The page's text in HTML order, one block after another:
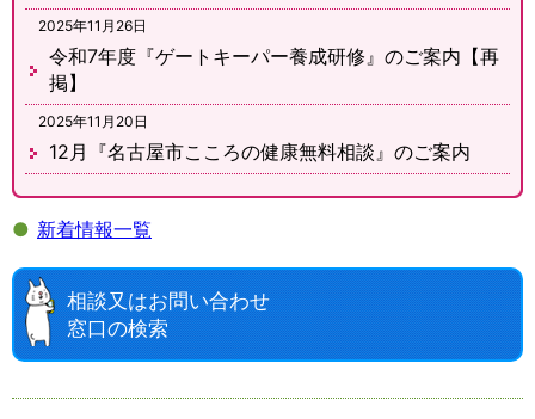
2025年11月26日
令和7年度『ゲートキーパー養成研修』のご案内【再
掲】
2025年11月20日
12月『名古屋市こころの健康無料相談』のご案内
● 新着情報一覧
相談又はお問い合わせ
窓口の検索